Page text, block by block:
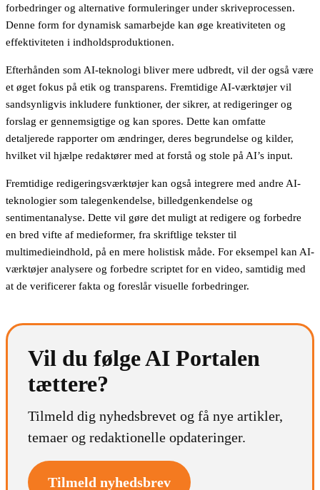
forbedringer og alternative formuleringer under skriveprocessen.
Denne form for dynamisk samarbejde kan øge kreativiteten og
effektiviteten i indholdsproduktionen.
Efterhånden som AI-teknologi bliver mere udbredt, vil der også være
et øget fokus på etik og transparens. Fremtidige AI-værktøjer vil
sandsynligvis inkludere funktioner, der sikrer, at redigeringer og
forslag er gennemsigtige og kan spores. Dette kan omfatte
detaljerede rapporter om ændringer, deres begrundelse og kilder,
hvilket vil hjælpe redaktører med at forstå og stole på AI’s input.
Fremtidige redigeringsværktøjer kan også integrere med andre AI-
teknologier som talegenkendelse, billedgenkendelse og
sentimentanalyse. Dette vil gøre det muligt at redigere og forbedre
en bred vifte af medieformer, fra skriftlige tekster til
multimedieindhold, på en mere holistisk måde. For eksempel kan AI-
værktøjer analysere og forbedre scriptet for en video, samtidig med
at de verificerer fakta og foreslår visuelle forbedringer.
Vil du følge AI Portalen
tættere?
Tilmeld dig nyhedsbrevet og få nye artikler,
temaer og redaktionelle opdateringer.
Tilmeld nyhedsbrev